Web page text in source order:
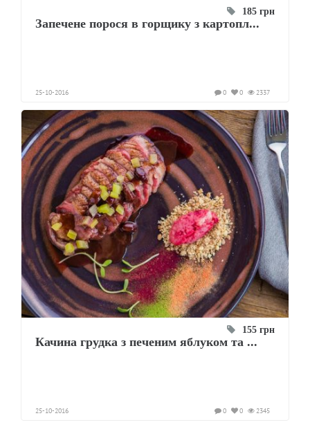
185 грн
Запечене порося в горщику з картопл...
25-10-2016 2337
0
0
155 грн
Качина грудка з печеним яблуком та ...
25-10-2016 2345
0
0